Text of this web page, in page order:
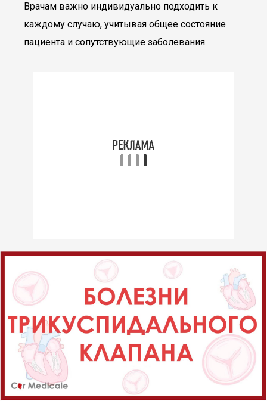
Врачам важно индивидуально подходить к
каждому случаю, учитывая общее состояние
пациента и сопутствующие заболевания.